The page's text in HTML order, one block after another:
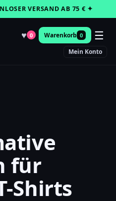
VERSAND AB 75 € ✦
♥ 0 Warenkorb 0 ☰
Mein Konto
für
Shirts